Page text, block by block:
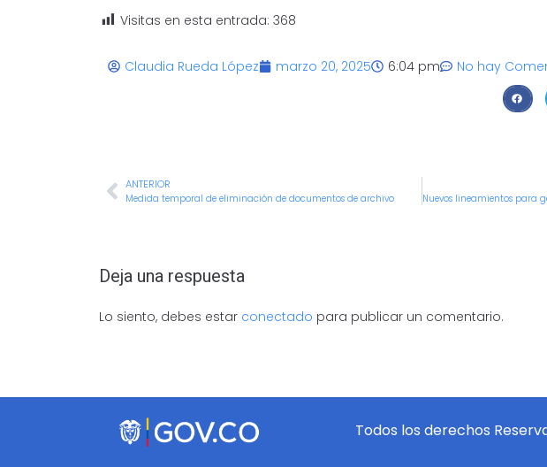
Visitas en esta entrada: 368
Claudia Rueda López marzo 20, 2025 6:04 pm No hay
ANTERIOR
Medida temporal de eliminación de documentos de archivo
Deja una respuesta
Lo siento, debes estar conectado para publicar un comentario.
Todos los derechos